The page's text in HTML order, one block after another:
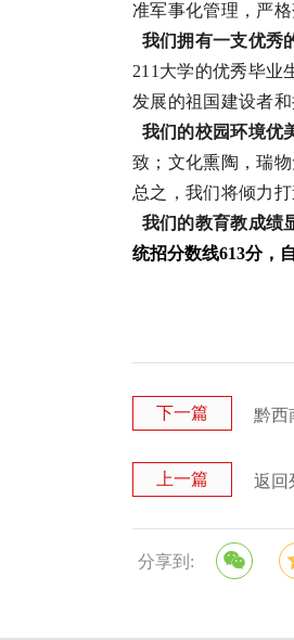
准军事化管理，严
我们拥有一支优秀
211大学的优秀毕业
发展的祖国建设者
我们的校园环境优
致；文化熏陶，瑞
总之，我们将倾力
我们的教育教成绩
统招分数线613分，
下一篇 黔西
上一篇 返回
分享到: